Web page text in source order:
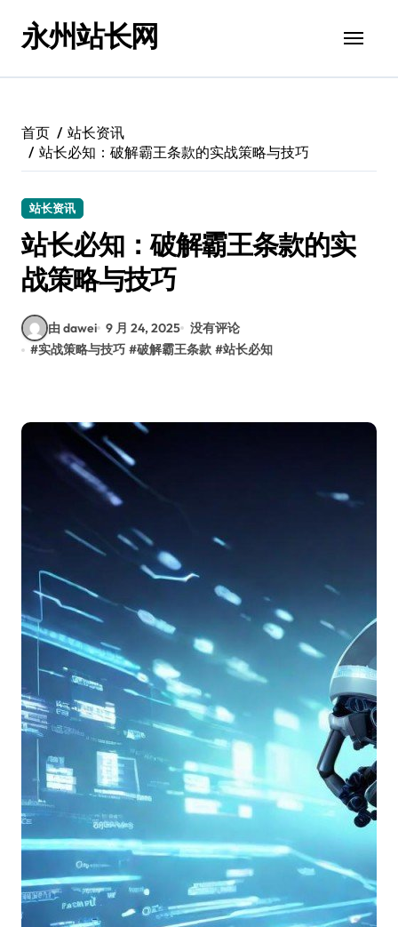
永州站长网
首页
站长资讯
站长必知：破解霸王条款的实战策略与技巧
站长资讯
站长必知：破解霸王条款的实
战策略与技巧
由 dawei 9 月 24, 2025 没有评论
#实战策略与技巧 #破解霸王条款 #站长必知